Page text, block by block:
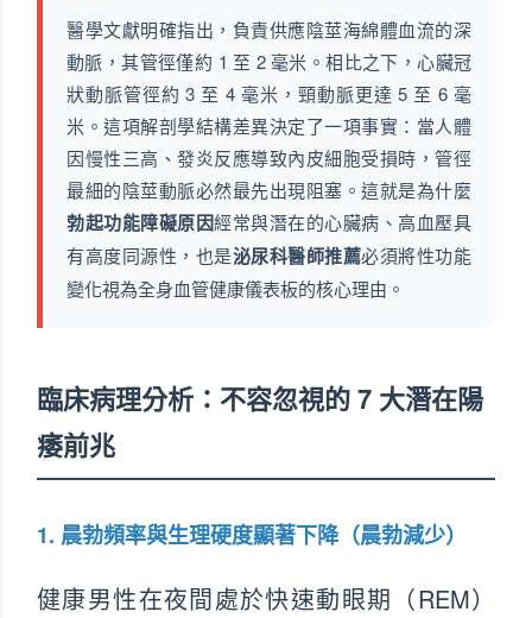
醫學文獻明確指出，負責供應陰莖海綿體血流的深
動脈，其管徑僅約 1 至 2 毫米。相比之下，心臟冠
狀動脈管徑約 3 至 4 毫米，頸動脈更達 5 至 6 毫
米。這項解剖學結構差異決定了一項事實：當人體
因慢性三高、發炎反應導致內皮細胞受損時，管徑
最細的陰莖動脈必然最先出現阻塞。這就是為什麼
勃起功能障礙原因經常與潛在的心臟病、高血壓具
有高度同源性，也是泌尿科醫師推薦必須將性功能
變化視為全身血管健康儀表板的核心理由。
臨床病理分析：不容忽視的 7 大潛在陽
痿前兆
1. 晨勃頻率與生理硬度顯著下降（晨勃減少）
健康男性在夜間處於快速動眼期（REM）